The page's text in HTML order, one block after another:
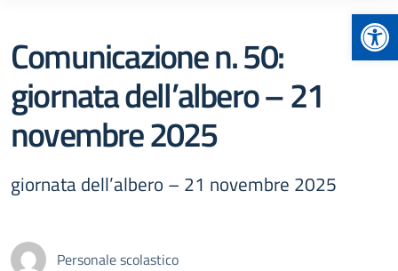
Comunicazione n. 50:
giornata dell’albero – 21
novembre 2025
giornata dell’albero – 21 novembre 2025
Personale scolastico